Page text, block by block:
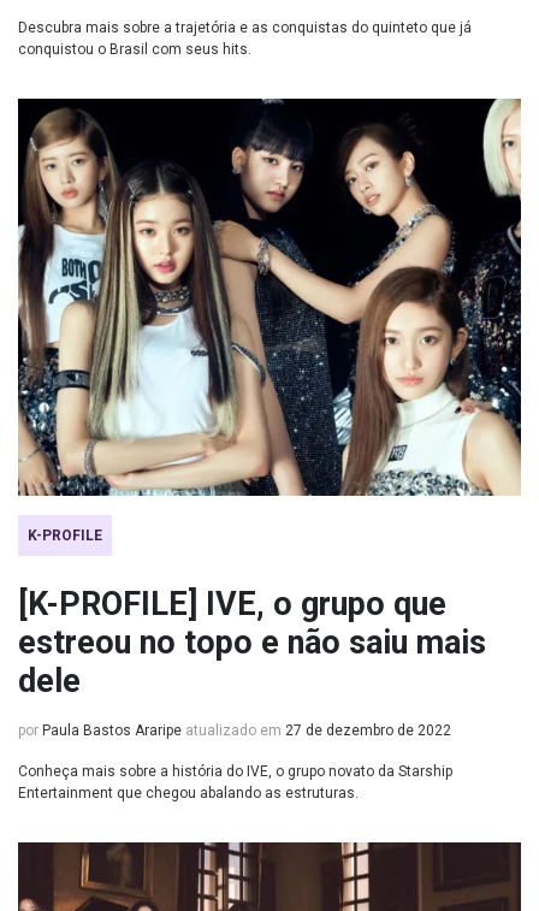
Descubra mais sobre a trajetória e as conquistas do quinteto que já
conquistou o Brasil com seus hits.
K-PROFILE
[K-PROFILE] IVE, o grupo que
estreou no topo e não saiu mais
dele
por Paula Bastos Araripe atualizado em 27 de dezembro de 2022
Conheça mais sobre a história do IVE, o grupo novato da Starship
Entertainment que chegou abalando as estruturas.